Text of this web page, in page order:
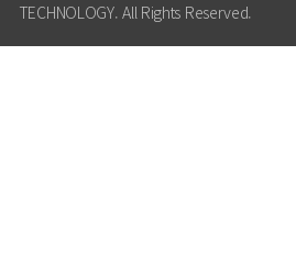
TECHNOLOGY. All Rights Reserved.